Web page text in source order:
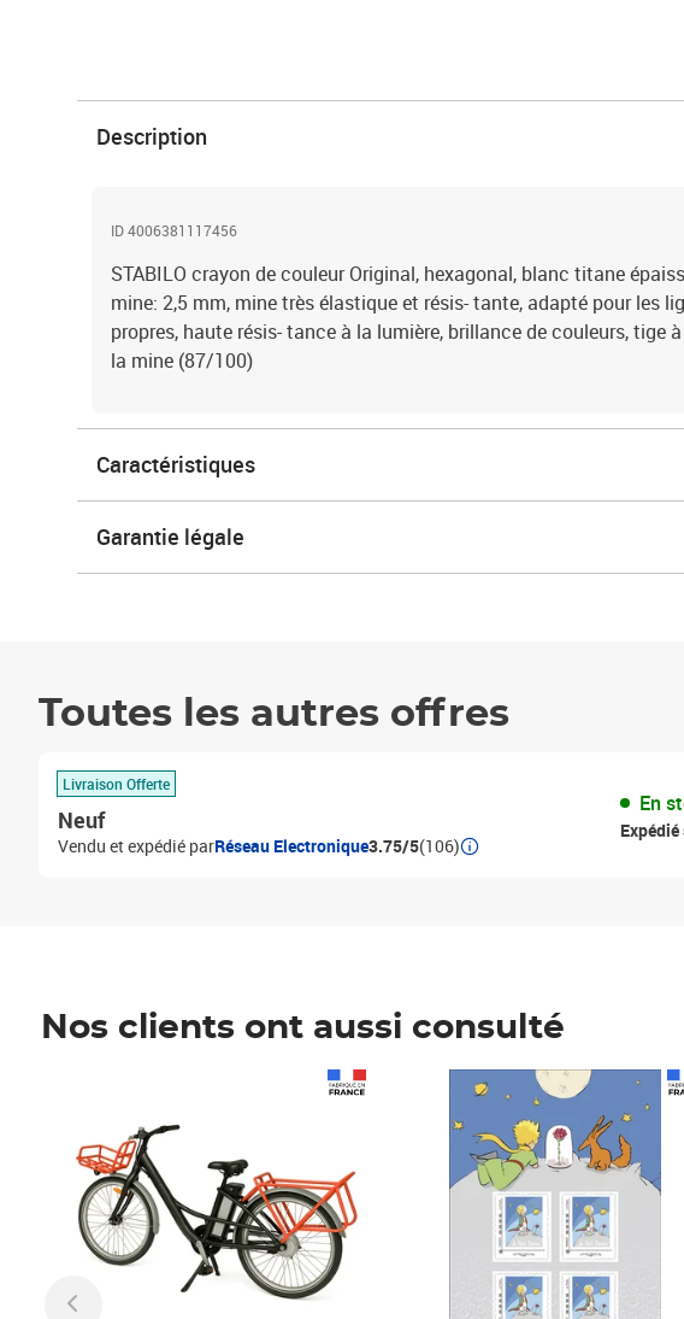
Description
ID 4006381117456
STABILO crayon de couleur Original, hexagonal, blanc titane
mine: 2,5 mm, mine très élastique et résis- tante, adapté pour les
propres, haute résis- tance à la lumière, brillance de couleurs, tige
la mine (87/100)
Caractéristiques
Garantie légale
Toutes les autres offres
Livraison Offerte
Neuf
Vendu et expédié parRéseau Electronique3.75/5(106)
En
Nos clients ont aussi consulté
Prix 7,50€